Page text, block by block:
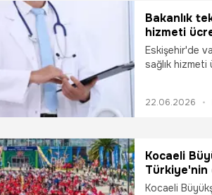
Bakanlık
hizmeti
Eskişehir'de
sağlık
22.06.2026
Kocaeli
Türkiye'nin
Kocaeli